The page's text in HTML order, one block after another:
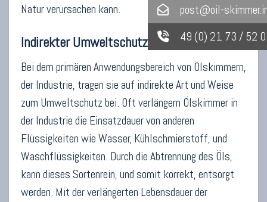
Natur verursachen kann.
Indirekter Umweltschutz
Bei dem primären Anwendungsbereich von Ölskimmern,
der Industrie, tragen sie auf indirekte Art und Weise
zum Umweltschutz bei. Oft verlängern Ölskimmer in
der Industrie die Einsatzdauer von anderen
Flüssigkeiten wie Wasser, Kühlschmierstoff, und
Waschflüssigkeiten. Durch die Abtrennung des Öls,
kann dieses Sortenrein, und somit korrekt, entsorgt
werden. Mit der verlängerten Lebensdauer der
post@oil-
49 (0) 21 73 / 52